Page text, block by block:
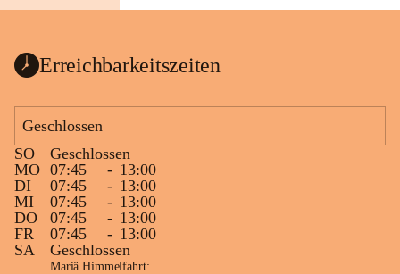
Erreichbarkeitszeiten
Geschlossen
SO
Geschlossen
MO 07:45 - 13:00
DI
07:45 - 13:00
MI
07:45 - 13:00
DO
07:45 - 13:00
FR
07:45 - 13:00
SA
Geschlossen
Mariä Himmelfahrt: